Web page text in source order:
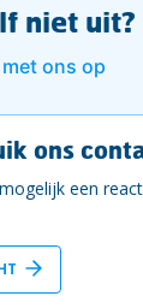
niet uit?
ons op
ons
een